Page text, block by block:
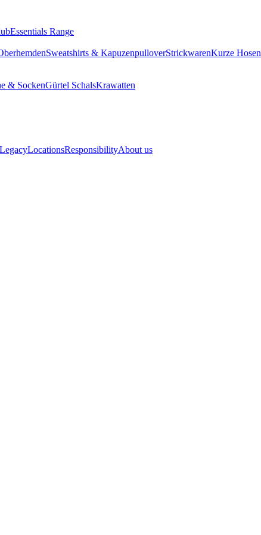
Essentials Range
Sweatshirts & KapuzenpulloverStrickwarenKurze Hosen
& SockenGürtel SchalsKrawatten